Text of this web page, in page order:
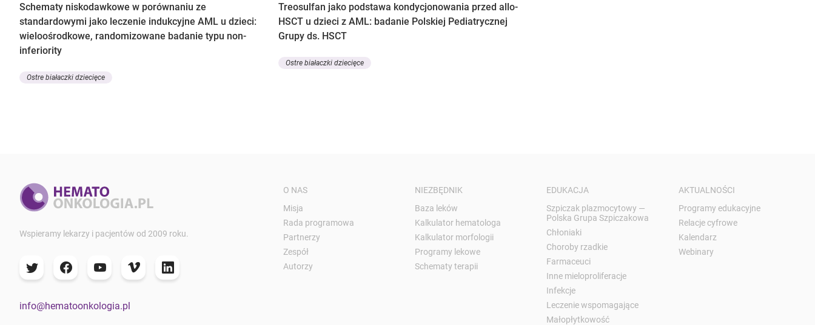
Schematy niskodawkowe w porównaniu ze
standardowymi jako leczenie indukcyjne AML u dzieci:
wieloośrodkowe, randomizowane badanie typu non-
inferiority
Ostre białaczki dziecięce
Treosulfan jako podstawa kondycjonowania przed allo-
HSCT u dzieci z AML: badanie Polskiej Pediatrycznej
Grupy ds. HSCT
Ostre białaczki dziecięce
Wspieramy lekarzy i pacjentów od 2009 roku.
info@hematoonkologia.pl
O NAS
Misja
Rada programowa
Partnerzy
Zespół
Autorzy
NIEZBĘDNIK
Baza leków
Kalkulator hematologa
Kalkulator morfologii
Programy lekowe
Schematy terapii
EDUKACJA
Szpiczak plazmocytowy —
Polska Grupa Szpiczakowa
Chłoniaki
Choroby rzadkie
Farmaceuci
Inne mieloproliferacje
Infekcje
Leczenie wspomagające
Małopłytkowość
AKTUALNOŚCI
Programy edukacyjne
Relacje cyfrowe
Kalendarz
Webinary